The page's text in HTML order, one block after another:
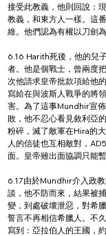
接受此教義，他則回說：
教義，和東方人一樣。這
維。他們認為有權以刀劍為
6.16 Harith死後，他的兒
者。他是個戰士，曾兩度
次他請求皇帝批款項給他
寫給在與波斯人戰爭的將
害。為了這事Mundhir宣
敗，他不忍心看見敘利亞
粉碎，滅了敵軍在Hira的
人的信徒也互相敵對，
面。皇帝雖出面協調只能
6.17由於Mundhir介入政
談，他不防而來，結果被
變，到處破壞泄惡，對希
誓言不再相信希臘人。不
寫到：亞拉伯人的王國，